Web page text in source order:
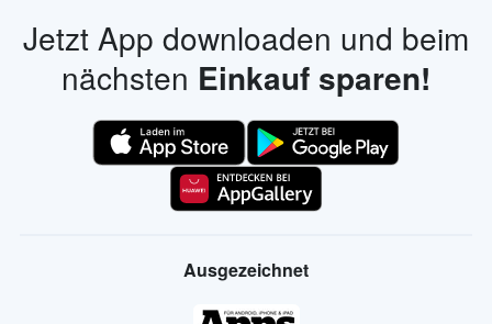
Jetzt App downloaden und beim
nächsten Einkauf sparen!
Ausgezeichnet